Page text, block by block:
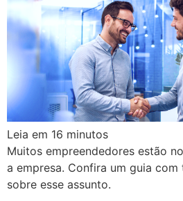
Leia em 16 minutos
Muitos empreendedores estão
a empresa. Confira um guia
sobre esse assunto.